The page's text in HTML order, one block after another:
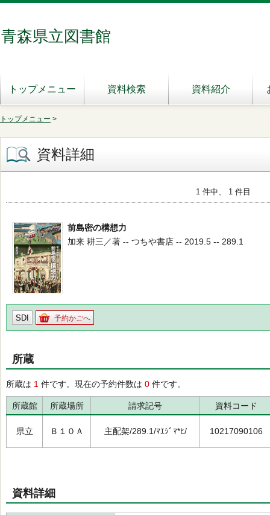
青森県立図書館
トップメニュー 資料検索 資料紹介
トップメニュー >
資料詳細
1 件中、 1 件目
前島密の構想力
加来 耕三／著 -- つちや書店 -- 2019.5 -- 289.1
SDI 予約かごへ
所蔵
所蔵は 1 件です。現在の予約件数は 0 件です。
所蔵館 所蔵場所 請求記号 資料コード
県立 Ｂ１０Ａ 主配架/289.1/ﾏｴｼﾞﾏ*ﾋ/ 10217090106
資料詳細